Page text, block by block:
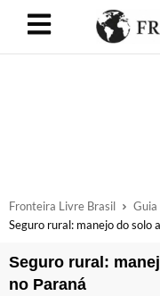
Fronteira Livre Brasil
Guia
Seguro rural: manejo do solo
Seguro rural:
no Paraná